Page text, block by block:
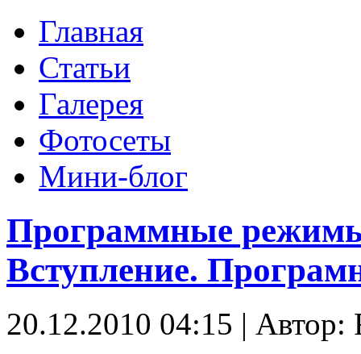
Главная
Статьи
Галерея
Фотосеты
Мини-блог
Программные
Вступление.
20.12.2010 04:15 | Автор: